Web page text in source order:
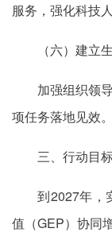
服务，强化科技
（六）建立
加强组织领
项任务落地见效。
三、行动目
到2027年，
值（GEP）协同